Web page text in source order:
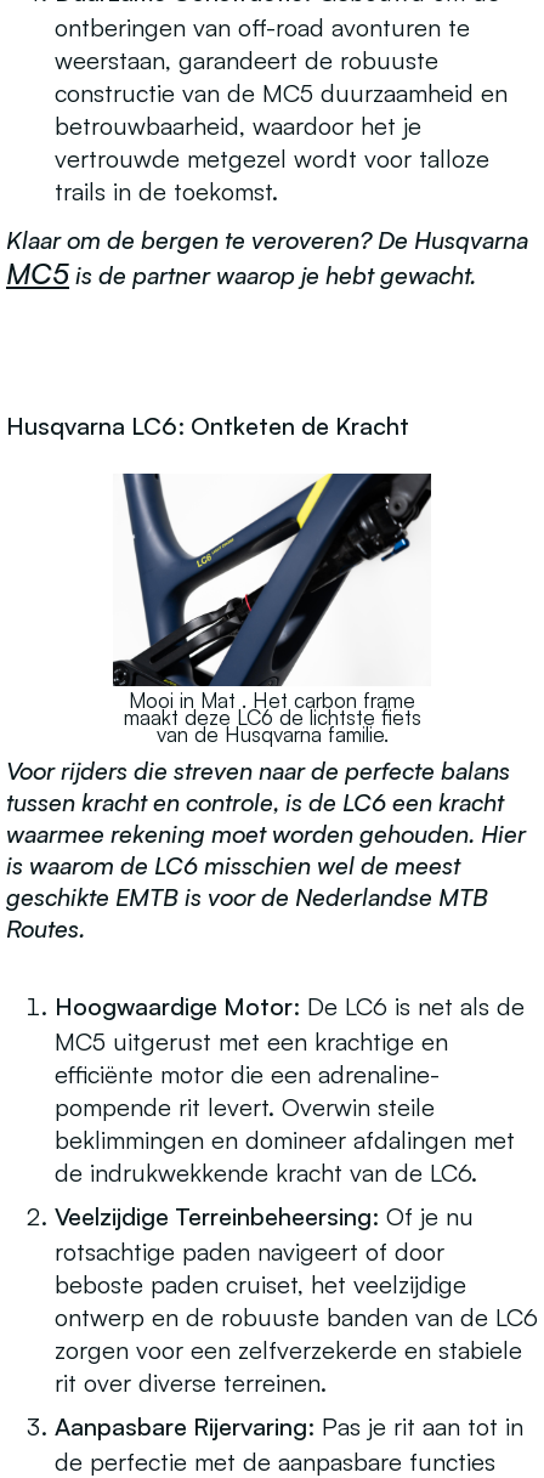
ontberingen van off-road avonturen te
weerstaan, garandeert de robuuste
constructie van de MC5 duurzaamheid en
betrouwbaarheid, waardoor het je
vertrouwde metgezel wordt voor talloze
trails in de toekomst.
Klaar om de bergen te veroveren? De Husqvarna
MC5 is de partner waarop je hebt gewacht.
Husqvarna LC6: Ontketen de Kracht
Mooi in Mat . Het carbon frame
maakt deze LC6 de lichtste fiets
van de Husqvarna familie.
Voor rijders die streven naar de perfecte balans
tussen kracht en controle, is de LC6 een kracht
waarmee rekening moet worden gehouden. Hier
is waarom de LC6 misschien wel de meest
geschikte EMTB is voor de Nederlandse MTB
Routes.
Hoogwaardige Motor: De LC6 is net als de
MC5 uitgerust met een krachtige en
efficiënte motor die een adrenaline-
pompende rit levert. Overwin steile
beklimmingen en domineer afdalingen met
de indrukwekkende kracht van de LC6.
Veelzijdige Terreinbeheersing: Of je nu
rotsachtige paden navigeert of door
beboste paden cruiset, het veelzijdige
ontwerp en de robuuste banden van de LC6
zorgen voor een zelfverzekerde en stabiele
rit over diverse terreinen.
Aanpasbare Rijervaring: Pas je rit aan tot in
de perfectie met de aanpasbare functies